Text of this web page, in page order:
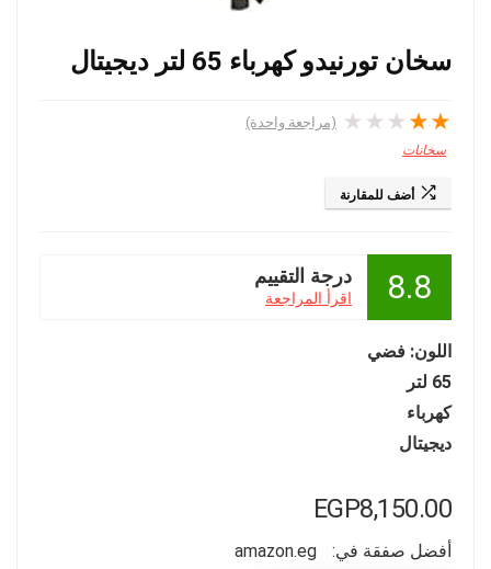
سخان تورنيدو كهرباء 65 لتر ديجيتال
★
★
★
★
★ (مراجعة واحدة)
سخانات
أضف للمقارنة
8.8 درجة التقييم
اقرأ المراجعة
اللون: فضي
65 لتر
كهرباء
ديجيتال
EGP8,150.00
أفضل صفقة في: amazon.eg